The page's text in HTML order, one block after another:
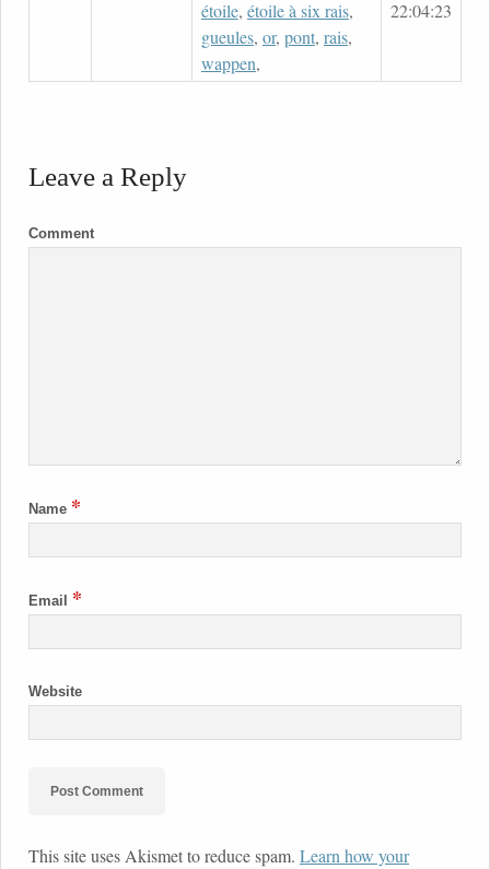
étoile, étoile à six rais,
gueules, or, pont, rais,
wappen,
22:04:23
Leave a Reply
Comment
Name *
Email *
Website
This site uses Akismet to reduce spam. Learn how your